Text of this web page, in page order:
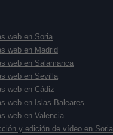
web en Soria
web en Madrid
web en Salamanca
web en Sevilla
web en Cádiz
web en Islas Baleares
web en Valencia
y edición de vídeo en Soria